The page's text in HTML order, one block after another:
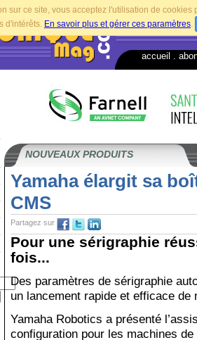
sur ce site, vous acceptez l'utilisation de
d'intérêts. En savoir plus et gérer ces paramètres.
accueil
NOUVEAUX PRODUITS
Yamaha élargit sa
CMS
Partagez sur
Pour une sérigraphie
fois...
Des paramètres de sérigraphie
un lancement rapide et efficace de
Yamaha Robotics a présenté
configuration pour les machines